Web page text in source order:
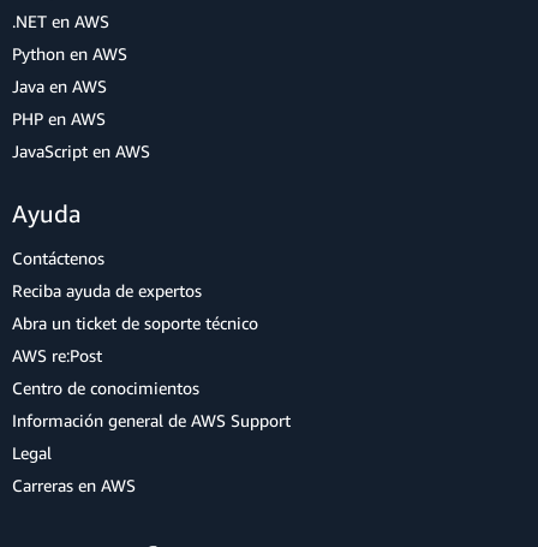
.NET en AWS
Python en AWS
Java en AWS
PHP en AWS
JavaScript en AWS
Ayuda
Contáctenos
Reciba ayuda de expertos
Abra un ticket de soporte técnico
AWS re:Post
Centro de conocimientos
Información general de AWS Support
Legal
Carreras en AWS